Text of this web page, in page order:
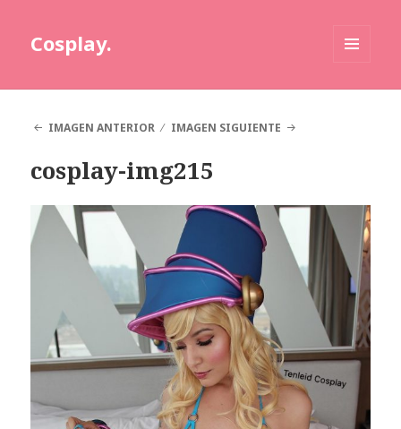
Cosplay.
IMAGEN ANTERIOR
IMAGEN SIGUIENTE
cosplay-img215